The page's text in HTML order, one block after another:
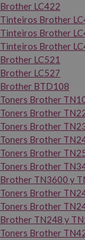
Brother LC422
Tinteiros Brother
Tinteiros Brother
Tinteiros Brother
Brother LC521
Brother LC527
Brother BTD108
Toners Brother
Toners Brother
Toners Brother
Toners Brother
Toners Brother
Toners Brother
Brother TN3600 y
Toners Brother
Toners Brother
Brother TN248 y
Toners Brother